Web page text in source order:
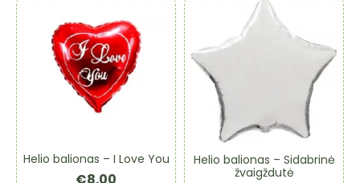
Helio balionas – I Love You
Helio balionas – Sidabrinė
žvaigždutė